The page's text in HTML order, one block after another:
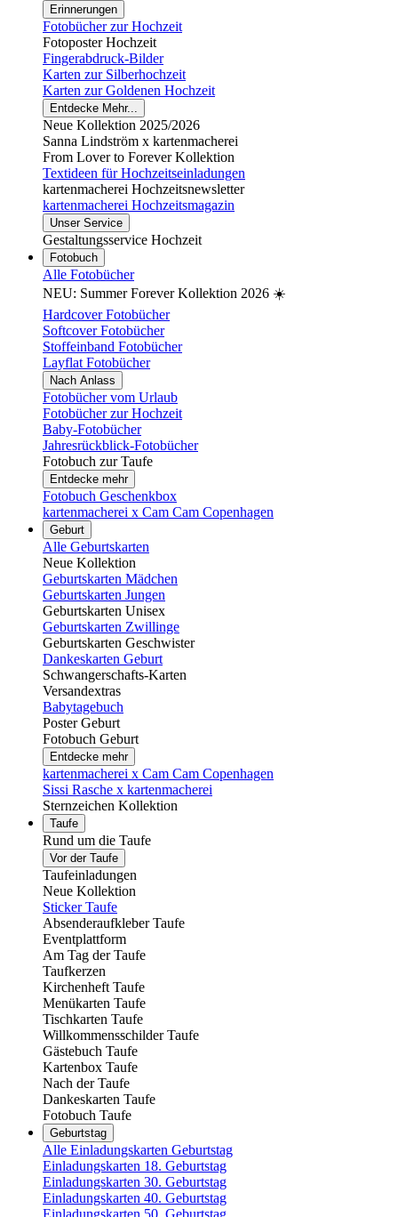
Erinnerungen
Fotobücher zur Hochzeit
Fotoposter Hochzeit
Fingerabdruck-Bilder
Karten zur Silberhochzeit
Karten zur Goldenen Hochzeit
Entdecke Mehr...
Neue Kollektion 2025/2026
Sanna Lindström x kartenmacherei
From Lover to Forever Kollektion
Textideen für Hochzeitseinladungen
kartenmacherei Hochzeitsnewsletter
kartenmacherei Hochzeitsmagazin
Unser Service
Gestaltungsservice Hochzeit
Fotobuch
Alle Fotobücher
NEU: Summer Forever Kollektion 2026 ☀️
Hardcover Fotobücher
Softcover Fotobücher
Stoffeinband Fotobücher
Layflat Fotobücher
Nach Anlass
Fotobücher vom Urlaub
Fotobücher zur Hochzeit
Baby-Fotobücher
Jahresrückblick-Fotobücher
Fotobuch zur Taufe
Entdecke mehr
Fotobuch Geschenkbox
kartenmacherei x Cam Cam Copenhagen
Geburt
Alle Geburtskarten
Neue Kollektion
Geburtskarten Mädchen
Geburtskarten Jungen
Geburtskarten Unisex
Geburtskarten Zwillinge
Geburtskarten Geschwister
Dankeskarten Geburt
Schwangerschafts-Karten
Versandextras
Babytagebuch
Poster Geburt
Fotobuch Geburt
Entdecke mehr
kartenmacherei x Cam Cam Copenhagen
Sissi Rasche x kartenmacherei
Sternzeichen Kollektion
Taufe
Rund um die Taufe
Vor der Taufe
Taufeinladungen
Neue Kollektion
Sticker Taufe
Absenderaufkleber Taufe
Eventplattform
Am Tag der Taufe
Taufkerzen
Kirchenheft Taufe
Menükarten Taufe
Tischkarten Taufe
Willkommensschilder Taufe
Gästebuch Taufe
Kartenbox Taufe
Nach der Taufe
Dankeskarten Taufe
Fotobuch Taufe
Geburtstag
Alle Einladungskarten Geburtstag
Einladungskarten 18. Geburtstag
Einladungskarten 30. Geburtstag
Einladungskarten 40. Geburtstag
Einladungskarten 50. Geburtstag